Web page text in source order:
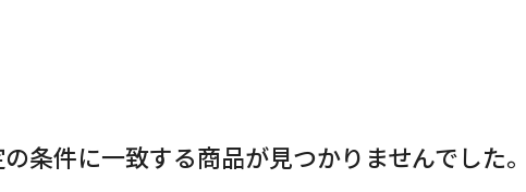
条件に一致する商品が見つかりませんでした。